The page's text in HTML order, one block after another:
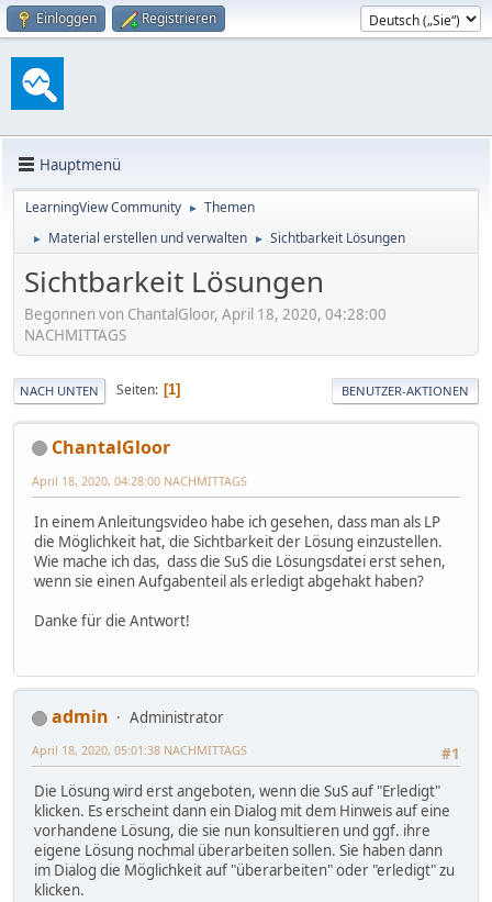
Einloggen Registrieren
Hauptmenü
LearningView Community ► Themen
► Material erstellen und verwalten ► Sichtbarkeit Lösungen
Sichtbarkeit Lösungen
Begonnen von ChantalGloor, April 18, 2020, 04:28:00
NACHMITTAGS
NACH UNTEN Seiten 1 BENUTZER-AKTIONEN
ChantalGloor
April 18, 2020, 04:28:00 NACHMITTAGS
In einem Anleitungsvideo habe ich gesehen, dass man als LP
die Möglichkeit hat, die Sichtbarkeit der Lösung einzustellen.
Wie mache ich das, dass die SuS die Lösungsdatei erst sehen,
wenn sie einen Aufgabenteil als erledigt abgehakt haben?
Danke für die Antwort!
admin
Administrator
#1
April 18, 2020, 05:01:38 NACHMITTAGS
Die Lösung wird erst angeboten, wenn die SuS auf "Erledigt"
klicken. Es erscheint dann ein Dialog mit dem Hinweis auf eine
vorhandene Lösung, die sie nun konsultieren und ggf. ihre
eigene Lösung nochmal überarbeiten sollen. Sie haben dann
im Dialog die Möglichkeit auf "überarbeiten" oder "erledigt" zu
klicken.